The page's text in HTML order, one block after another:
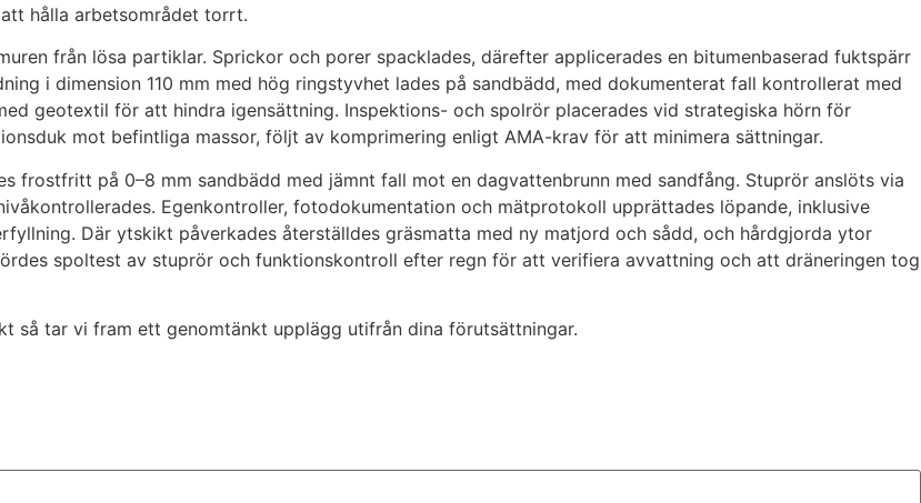
hålla arbetsområdet torrt.
från lösa partiklar. Sprickor och porer spacklades, därefter applicerades en bitumenbaserad fuktspärr
i dimension 110 mm med hög ringstyvhet lades på sandbädd, med dokumenterat fall kontrollerat med
geotextil för att hindra igensättning. Inspektions- och spolrör placerades vid strategiska hörn för
mot befintliga massor, följt av komprimering enligt AMA-krav för att minimera sättningar.
frostfritt på 0–8 mm sandbädd med jämnt fall mot en dagvattenbrunn med sandfång. Stuprör anslöts via
Egenkontroller, fotodokumentation och mätprotokoll upprättades löpande, inklusive
Där ytskikt påverkades återställdes gräsmatta med ny matjord och sådd, och hårdgjorda ytor
spoltest av stuprör och funktionskontroll efter regn för att verifiera avvattning och att dräneringen tog
så tar vi fram ett genomtänkt upplägg utifrån dina förutsättningar.